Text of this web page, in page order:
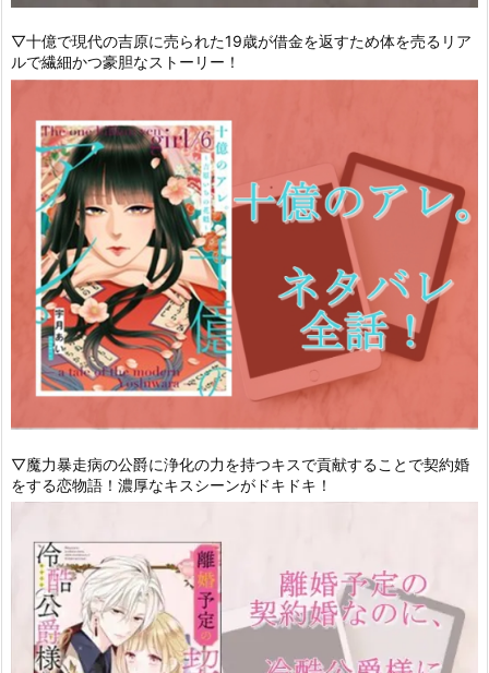
▽十億で現代の吉原に売られた19歳が借金を返すため体を売るリア
ルで繊細かつ豪胆なストーリー！
▽魔力暴走病の公爵に浄化の力を持つキスで貢献することで契約婚
をする恋物語！濃厚なキスシーンがドキドキ！